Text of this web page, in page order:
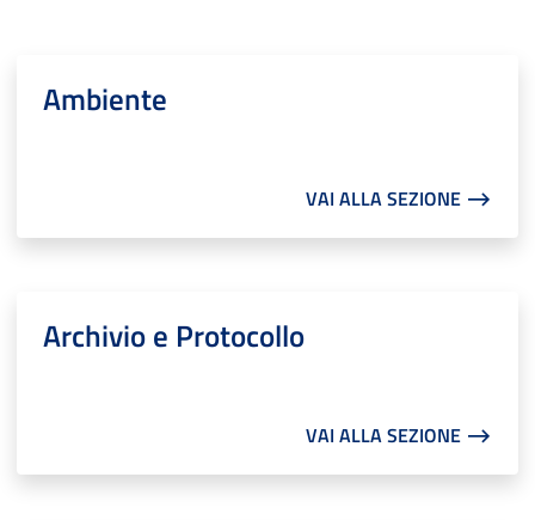
Ambiente
VAI ALLA SEZIONE ⟶
Archivio e Protocollo
VAI ALLA SEZIONE ⟶